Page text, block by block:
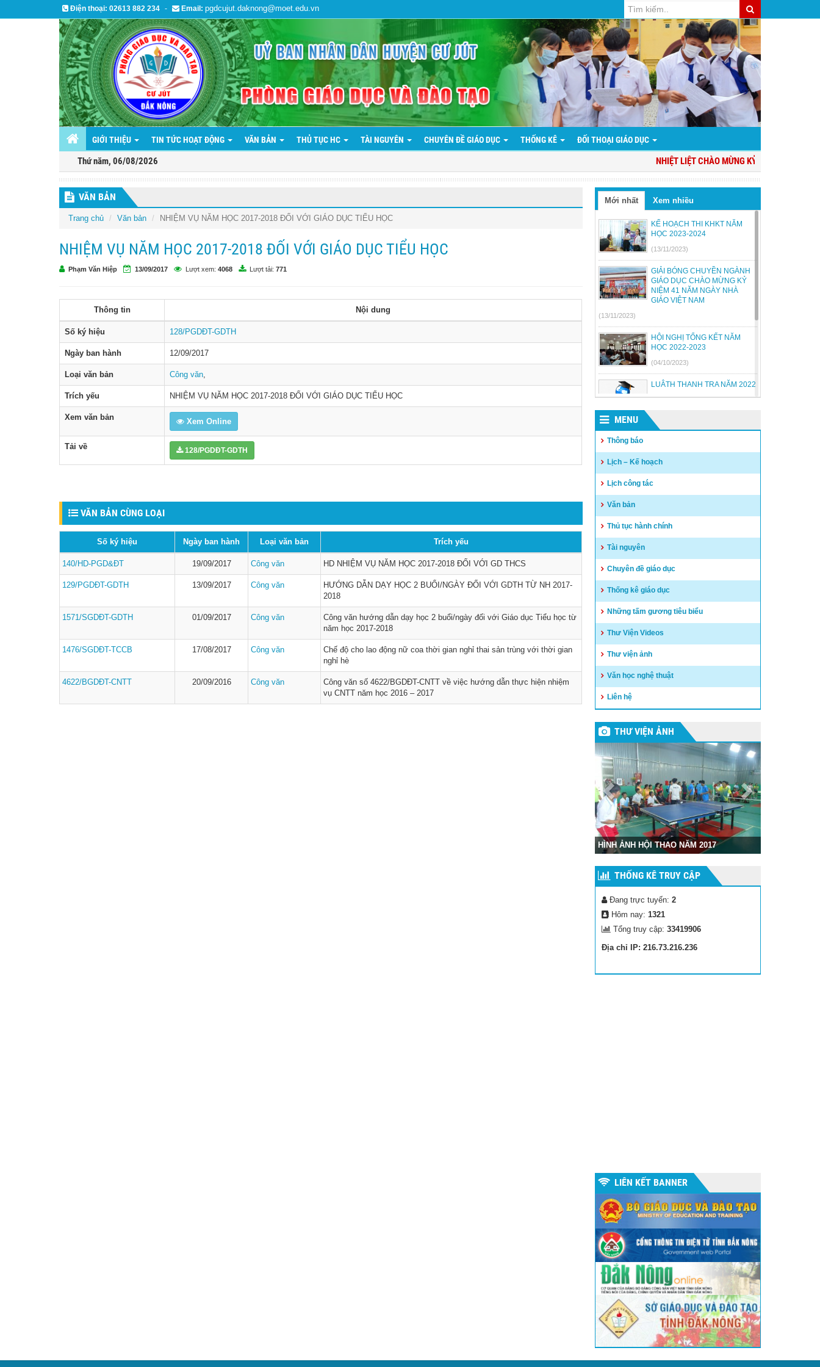
Điện thoại: 02613 882 234 - Email: pgdcujut.daknong@moet.edu.vn
GIỚI THIỆU TIN TỨC HOẠT ĐỘNG VĂN BẢN THỦ TỤC HC TÀI NGUYÊN CHUYÊN ĐỀ GIÁO DỤC THỐNG KÊ ĐỐI THOẠI GIÁO DỤC
Thứ năm, 06/08/2026 NHIỆT LIỆT CHÀO MỪNG KỶ NIỆM 94 NĂM
VĂN BẢN
Trang chủ Văn bản NHIỆM VỤ NĂM HỌC 2017-2018 ĐỐI VỚI GIÁO DỤC TIỂU HỌC
NHIỆM VỤ NĂM HỌC 2017-2018 ĐỐI VỚI GIÁO DỤC TIỂU HỌC
Phạm Văn Hiệp 13/09/2017 Lượt xem: 4068 Lượt tải: 771
Thông tin Nội dung
Số ký hiệu 128/PGDĐT-GDTH
Ngày ban hành 12/09/2017
Loại văn bản Công văn
Trích yếu NHIỆM VỤ NĂM HỌC 2017-2018 ĐỐI VỚI GIÁO DỤC TIỂU HỌC
Xem văn bản Xem Online
Tải về 128/PGDĐT-GDTH
VĂN BẢN CÙNG LOẠI
Số ký hiệu Ngày ban hành Loại văn bản Trích yếu
140/HD-PGD&ĐT 19/09/2017 Công văn HD NHIỆM VỤ NĂM HỌC 2017-2018 ĐỐI VỚI GD THCS
129/PGDĐT-GDTH 13/09/2017 Công văn
HƯỚNG DẪN DẠY HỌC 2 BUỔI/NGÀY ĐỐI VỚI GDTH TỪ NH 2017-
2018
1571/SGDĐT-GDTH 01/09/2017 Công văn
Công văn hướng dẫn dạy học 2 buổi/ngày đối với Giáo dục Tiểu học từ
năm học 2017-2018
1476/SGDĐT-TCCB 17/08/2017 Công văn
Chế độ cho lao động nữ coa thời gian nghỉ thai sản trùng với thời gian
nghỉ hè
4622/BGDĐT-CNTT 20/09/2016 Công văn
Công văn số 4622/BGDĐT-CNTT về việc hướng dẫn thực hiện nhiệm
vụ CNTT năm học 2016 – 2017
Mới nhất Xem nhiều
KẾ HOẠCH THI KHKT NĂM
HỌC 2023-2024
(13/11/2023)
GIẢI BÓNG CHUYỀN NGÀNH
GIÁO DỤC CHÀO MỪNG KỶ
NIỆM 41 NĂM NGÀY NHÀ
GIÁO VIỆT NAM
(13/11/2023)
HỘI NGHỊ TỔNG KẾT NĂM
HỌC 2022-2023
(04/10/2023)
LUÂTH THANH TRA NĂM 2022
(18/07/2023)
BỘ GIÁO DỤC VÀ ĐÀO TẠO
(26/06/2023)
Quyết định công khai quyết
toán thu chi NSNN năm 2022
MENU
Thông báo
Lịch – Kế hoạch
Lịch công tác
Văn bản
Thủ tục hành chính
Tài nguyên
Chuyên đề giáo dục
Thống kê giáo dục
Những tấm gương tiêu biểu
Thư Viện Videos
Thư viện ảnh
Văn học nghệ thuật
Liên hệ
THƯ VIỆN ẢNH
HÌNH ẢNH HỘI THAO NĂM 2017
THỐNG KÊ TRUY CẬP
Đang trực tuyến: 2
Hôm nay: 1321
Tổng truy cập: 33419906
Địa chỉ IP: 216.73.216.236
LIÊN KẾT BANNER